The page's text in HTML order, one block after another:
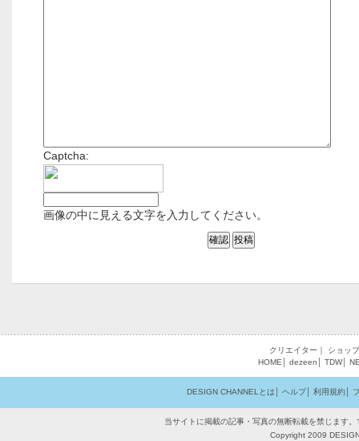
Captcha:
画像の中に見える文字を入力してください。
クリエイター
ショップ
HOME
dezeen TDW│
DESIGN CHANNELとは ヘルプ│ 利用規約│
当サイトに掲載の記事・写真の無断転載を禁じます
Copyright 2009